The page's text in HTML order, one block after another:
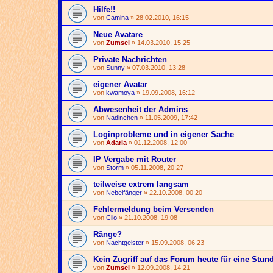
Hilfe!!
von Camina » 28.02.2010, 16:15
Neue Avatare
von Zumsel » 14.03.2010, 15:25
Private Nachrichten
von Sunny » 07.03.2010, 13:28
eigener Avatar
von kwamoya » 19.09.2008, 16:12
Abwesenheit der Admins
von Nadinchen » 11.05.2009, 17:42
Loginprobleme und in eigener Sache
von Adaria » 01.12.2008, 12:00
IP Vergabe mit Router
von Storm » 05.11.2008, 20:27
teilweise extrem langsam
von Nebelfänger » 22.10.2008, 00:20
Fehlermeldung beim Versenden
von Clio » 21.10.2008, 19:08
Ränge?
von Nachtgeister » 15.09.2008, 06:23
Kein Zugriff auf das Forum heute für eine
von Zumsel » 12.09.2008, 14:21